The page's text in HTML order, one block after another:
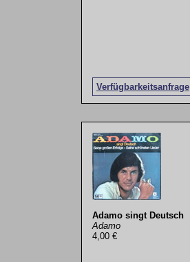
Verfügbarkeitsanfrage
Adamo singt Deutsch
Adamo
4,00 €